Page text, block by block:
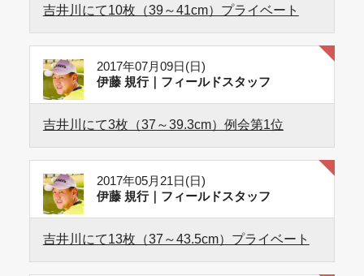
吉井川にて10枚（39～41cm）プライベート
2017年07月09日(日)
伊藤 規行｜フィールドスタッフ
吉井川にて3枚（37～39.3cm）例会第1位
2017年05月21日(日)
伊藤 規行｜フィールドスタッフ
吉井川にて13枚（37～43.5cm）プライベート